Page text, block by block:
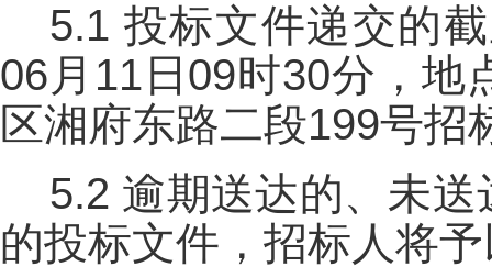
5.1 投标文件递交的
06月11日09时30分，地
区湘府东路二段199号招
5.2 逾期送达的、未
的投标文件，招标人将